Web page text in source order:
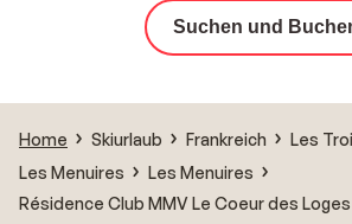
Suchen und
Home Skiurlaub Frankreich
Les
Les Menuires
Les Menuires
Résidence Club MMV Le Coeur des Loges